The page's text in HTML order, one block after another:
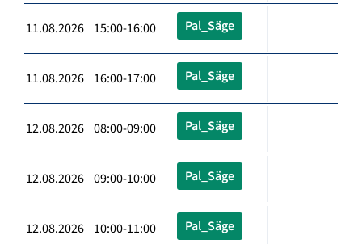
11.08.2026 15:00-16:00 Pal_Säge
11.08.2026 16:00-17:00 Pal_Säge
12.08.2026 08:00-09:00 Pal_Säge
12.08.2026 09:00-10:00 Pal_Säge
12.08.2026 10:00-11:00 Pal_Säge